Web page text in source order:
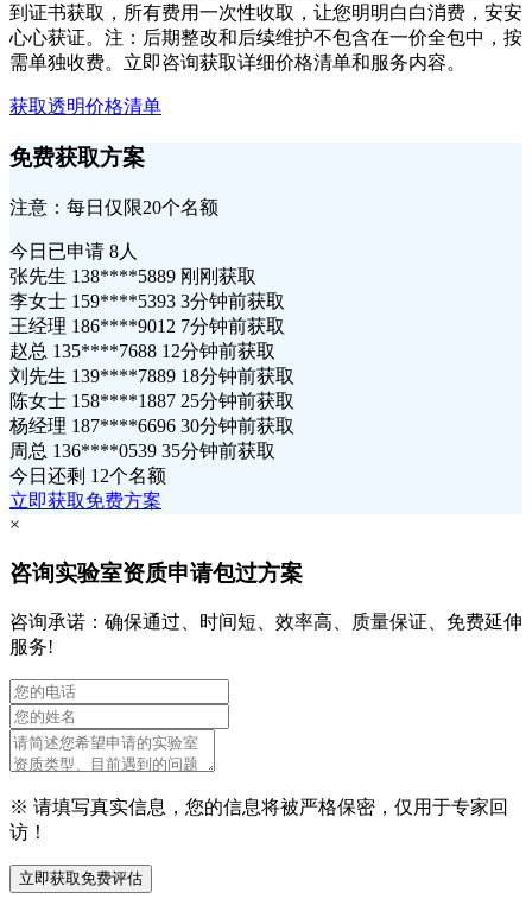
到证书获取，所有费用一次性收取，让您明明白白消费，安安
心心获证。注：后期整改和后续维护不包含在一价全包中，按
需单独收费。立即咨询获取详细价格清单和服务内容。
获取透明价格清单
免费获取方案
注意：每日仅限20个名额
今日已申请 8人
张先生 138****5889 刚刚获取
李女士 159****5393 3分钟前获取
王经理 186****9012 7分钟前获取
赵总 135****7688 12分钟前获取
刘先生 139****7889 18分钟前获取
陈女士 158****1887 25分钟前获取
杨经理 187****6696 30分钟前获取
周总 136****0539 35分钟前获取
今日还剩 12个名额
立即获取免费方案
×
咨询实验室资质申请包过方案
咨询承诺：确保通过、时间短、效率高、质量保证、免费延伸
服务!
※ 请填写真实信息，您的信息将被严格保密，仅用于专家回
访！
立即获取免费评估